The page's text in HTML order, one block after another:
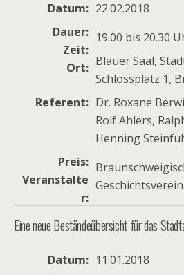
Datum
22.02.2018
Dauer
Zeit
19.00 bis 20.30
Ort
Blauer Saal,
Schlossplatz 1,
Referent
Dr. Roxane
Rolf Ahlers,
Henning
Preis
Veranstalte
r
Geschichtsverein
Eine neue Beständeübersicht für das
Datum
11.01.2018